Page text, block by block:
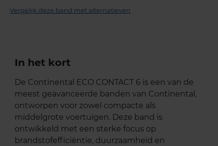
Vergelijk deze band met alternatieven
In het kort
De Continental ECO CONTACT 6 is een van de
meest geavanceerde banden van Continental,
ontworpen voor zowel compacte als
middelgrote voertuigen. Deze band is
ontwikkeld met een sterke focus op
brandstofefficiëntie, duurzaamheid en